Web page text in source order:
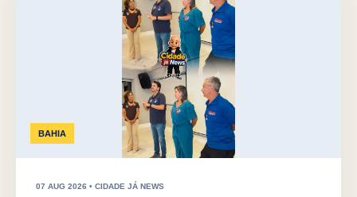
BAHIA
07 AUG 2026 • CIDADE JÁ NEWS